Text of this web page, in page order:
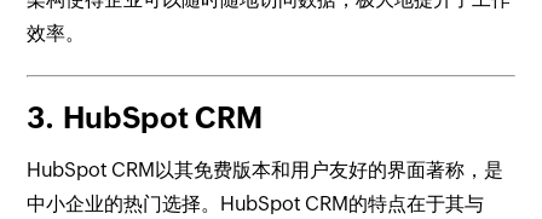
效率。
3. HubSpot CRM
HubSpot CRM以其免费版本和用户友好的界面著称，是
中小企业的热门选择。HubSpot CRM的特点在于其与